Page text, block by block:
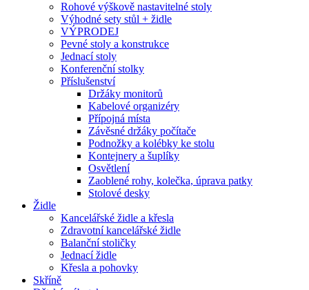
Rohové výškově nastavitelné stoly
Výhodné sety stůl + židle
VÝPRODEJ
Pevné stoly a konstrukce
Jednací stoly
Konferenční stolky
Příslušenství
Držáky monitorů
Kabelové organizéry
Přípojná místa
Závěsné držáky počítače
Podnožky a kolébky ke stolu
Kontejnery a šuplíky
Osvětlení
Zaoblené rohy, kolečka, úprava patky
Stolové desky
Židle
Kancelářské židle a křesla
Zdravotní kancelářské židle
Balanční stoličky
Jednací židle
Křesla a pohovky
Skříně